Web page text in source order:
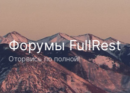
Форумы FullRest
Оторвись по полной!